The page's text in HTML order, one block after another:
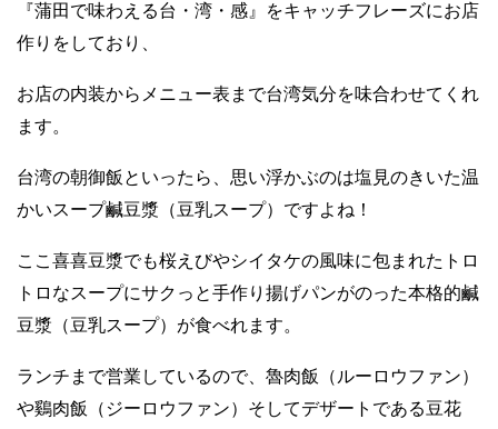
『蒲田で味わえる台・湾・感』をキャッチフレーズにお店
作りをしており、
お店の内装からメニュー表まで台湾気分を味合わせてくれ
ます。
台湾の朝御飯といったら、思い浮かぶのは塩見のきいた温
かいスープ鹹豆漿（豆乳スープ）ですよね！
ここ喜喜豆漿でも桜えびやシイタケの風味に包まれたトロ
トロなスープにサクっと手作り揚げパンがのった本格的鹹
豆漿（豆乳スープ）が食べれます。
ランチまで営業しているので、魯肉飯（ルーロウファン）
や鷄肉飯（ジーロウファン）そしてデザートである豆花